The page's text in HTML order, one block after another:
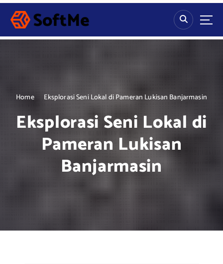
S
p
Home Eksplorasi Seni Lokal di Pameran Lukisan Banjarmasin
Eksplorasi Seni Lokal di
Pameran Lukisan
Banjarmasin